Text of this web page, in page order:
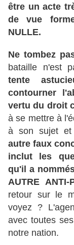
être un acte
de vue
NULLE.
Ne tombez
bataille n'est
tente
contourner
vertu du droit
à se mettre à
à son sujet
autre faux
inclut les
qu'il a
AUTRE ANTI-
retour sur le
voyez ?
avec toutes
notre nation.